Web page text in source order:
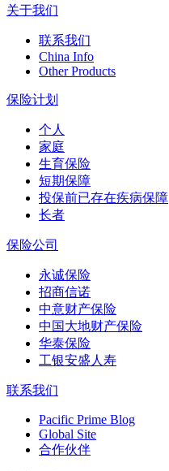
关于我们
联系我们
China Info
Other Products
保险计划
个人
家庭
生育保险
短期保障
投保前已存在疾病保障
长者
保险公司
永诚保险
招商信诺
中意财产保险
中国大地财产保险
华泰保险
工银安盛人寿
联系我们
Pacific Prime Blog
Global Site
合作伙伴